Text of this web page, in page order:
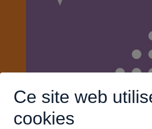
Ce site web
cookies